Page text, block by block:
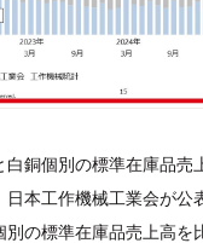
白銅個別の標準在庫品売
日本工作機械工業会が公
の標準在庫品売上高を